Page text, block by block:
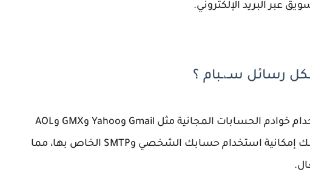
عبر البريد الإلكتروني.
خوادم الحسابات المجانية مثل Gmail وYahoo وGMX وAOL
لك إمكانية استخدام حسابك الشخصي وSMTP الخاص بها، مما